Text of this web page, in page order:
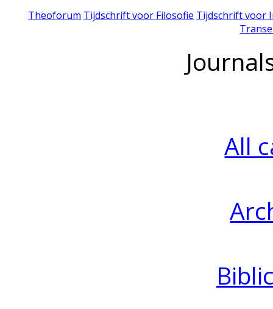
Theoforum Tijdschrift voor Filosofie Tijdschrift voor
All